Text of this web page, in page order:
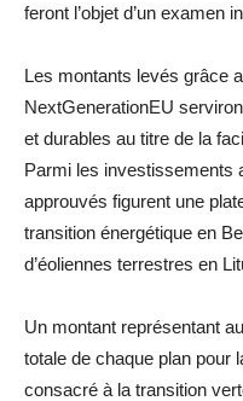
feront l’objet d’un examen
Les montants levés grâce
NextGenerationEU
et durables au titre de la
Parmi les investissements
approuvés figurent une
transition énergétique en
d’éoliennes terrestres en
Un montant représentant
totale de chaque plan pour
consacré à la transition